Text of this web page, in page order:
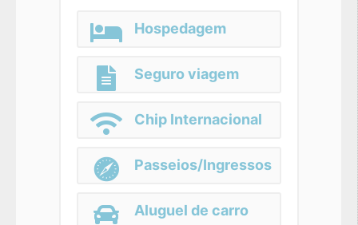
Hospedagem
Seguro viagem
Chip Internacional
Passeios/Ingressos
Aluguel de carro